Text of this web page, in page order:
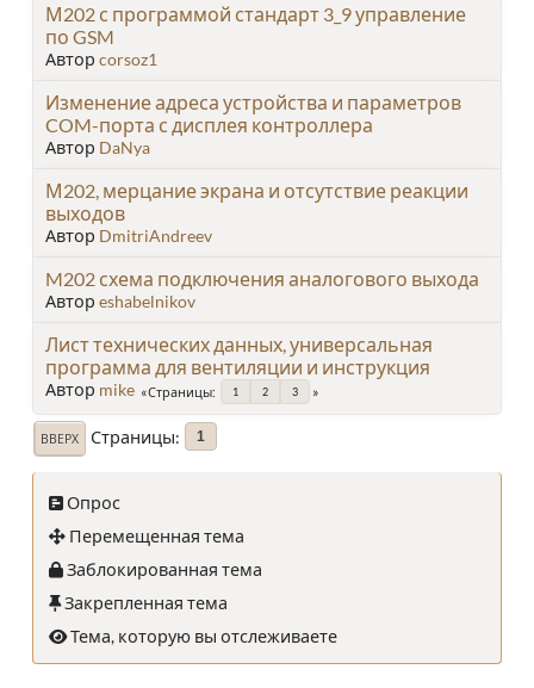
М202 с программой стандарт 3_9 управление
по GSM
Автор corsoz1
Изменение адреса устройства и параметров
COM-порта с дисплея контроллера
Автор DaNya
М202, мерцание экрана и отсутствие реакции
выходов
Автор DmitriAndreev
M202 схема подключения аналогового выхода
Автор eshabelnikov
Лист технических данных, универсальная
программа для вентиляции и инструкция
Автор mike Страницы 1 2 3
ВВЕРХ Страницы 1
Опрос
Перемещенная тема
Заблокированная тема
Закрепленная тема
Тема, которую вы отслеживаете